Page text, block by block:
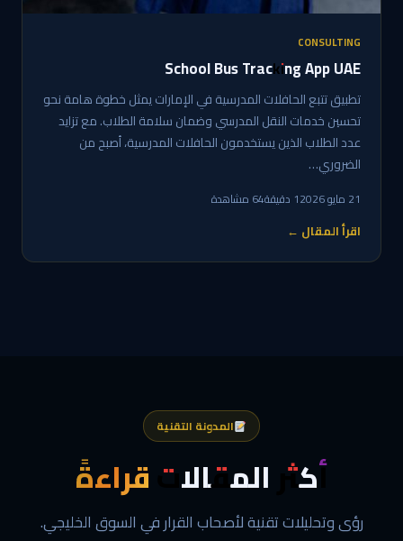
CONSULTING
School Bus Tracking App UAE
تطبيق تتبع الحافلات المدرسية في الإمارات يمثل خطوة هامة نحو
تحسين خدمات النقل المدرسي وضمان سلامة الطلاب. مع تزايد
عدد الطلاب الذين يستخدمون الحافلات المدرسية، أصبح من
الضروري…
21 مايو 2026 1 دقيقة 64 مشاهدة
اقرأ المقال ←
المدونة التقنية
أكثر المقالات قراءةً
رؤى وتحليلات تقنية لأصحاب القرار في السوق الخليجي.